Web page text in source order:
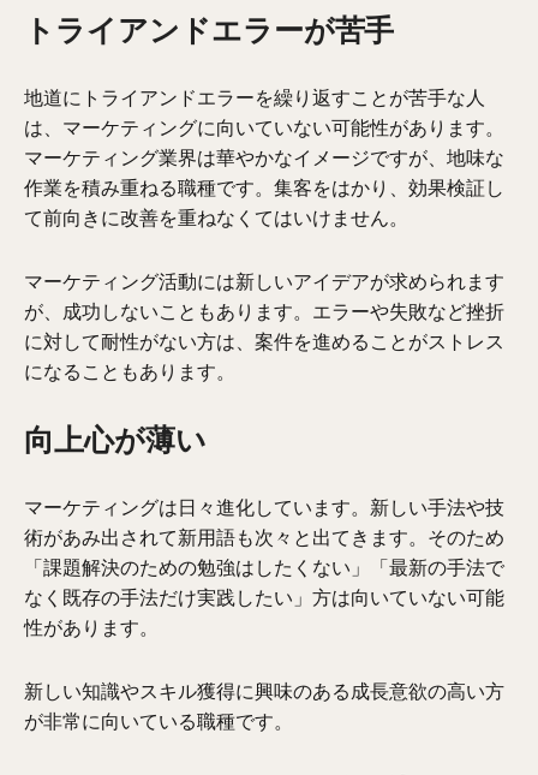
トライアンドエラーが苦手
地道にトライアンドエラーを繰り返すことが苦手な人
は、マーケティングに向いていない可能性があります。
マーケティング業界は華やかなイメージですが、地味な
作業を積み重ねる職種です。集客をはかり、効果検証し
て前向きに改善を重ねなくてはいけません。
マーケティング活動には新しいアイデアが求められます
が、成功しないこともあります。エラーや失敗など挫折
に対して耐性がない方は、案件を進めることがストレス
になることもあります。
向上心が薄い
マーケティングは日々進化しています。新しい手法や技
術があみ出されて新用語も次々と出てきます。そのため
「課題解決のための勉強はしたくない」「最新の手法で
なく既存の手法だけ実践したい」方は向いていない可能
性があります。
新しい知識やスキル獲得に興味のある成長意欲の高い方
が非常に向いている職種です。